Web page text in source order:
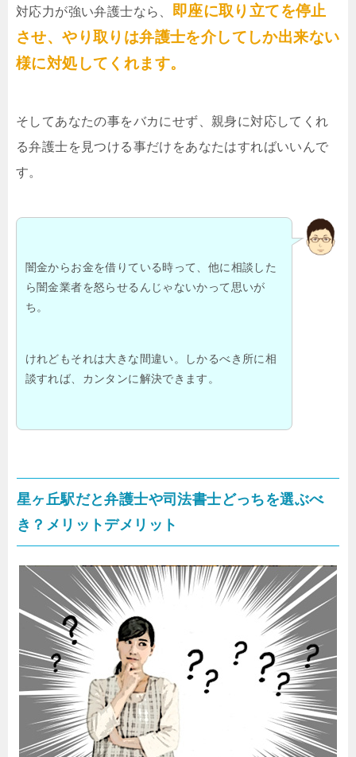
対応力が強い弁護士なら、 即座に取り立てを停止
させ、やり取りは弁護士を介してしか出来ない
様に対処してくれます。
そしてあなたの事をバカにせず、親身に対応してくれ
る弁護士を見つける事だけをあなたはすればいいんで
す。
闇金からお金を借りている時って、他に相談した
ら闇金業者を怒らせるんじゃないかって思いが
ち。
けれどもそれは大きな間違い。しかるべき所に相
談すれば、カンタンに解決できます。
星ヶ丘駅だと弁護士や司法書士どっちを選ぶべ
き？メリットデメリット